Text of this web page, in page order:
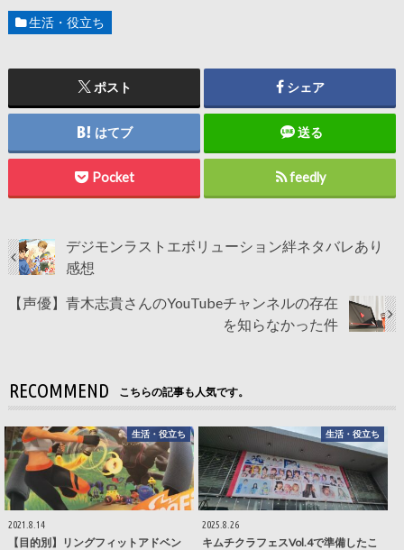
生活・役立ち
ポスト シェア
はてブ 送る
Pocket feedly
デジモンラストエボリューション絆ネタバレあり
感想
【声優】青木志貴さんのYouTubeチャンネルの存在
を知らなかった件
RECOMMEND こちらの記事も人気です。
生活・役立ち
2021.8.14
【目的別】リングフィットアドベン
生活・役立ち
2025.8.26
キムチクラフェスVol.4で準備したこ